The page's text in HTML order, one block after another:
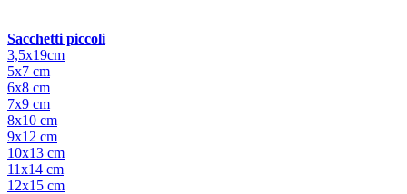
Sacchetti piccoli
3,5x19cm
5x7 cm
6x8 cm
7x9 cm
8x10 cm
9x12 cm
10x13 cm
11x14 cm
12x15 cm